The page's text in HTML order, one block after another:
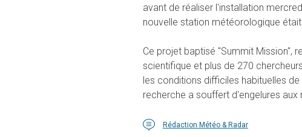
avant de réaliser l'installation
nouvelle station météorologique
Ce projet baptisé "Summit Mission",
scientifique et plus de 270
les conditions difficiles habituelles
recherche a souffert d'engelures
Rédaction Météo & Radar